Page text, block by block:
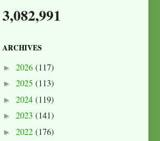
3,082,991
ARCHIVES
► 2026 (117)
► 2025 (113)
► 2024 (119)
► 2023 (141)
► 2022 (176)